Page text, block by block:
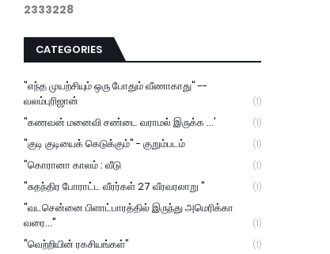
2333228
CATEGORIES
"எந்த முயற்சியும் ஒரு போதும் வீணாகாது" --
வலம்புரிஜான்
(1)
"கணவன் மனைவி சண்டை வராமல் இருக்க ...' (1)
"குடி குடியைக் கெடுக்கும்" - குறும்படம் (1)
"கொரானா காலம் : வீடு (1)
"சுதந்திர போராட்ட வீரர்கள் 27 வீரவரலாறு " (1)
"வடசென்னை பிளாட்பாரத்தில் இருந்து அமெரிக்கா
வரை..."
(1)
"வெற்றியின் ரகசியங்கள்" (1)